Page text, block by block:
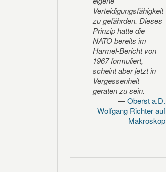
Verteidigungsfähigkeit
zu gefährden. Dieses
Prinzip hatte die
NATO bereits im
Harmel-Bericht von
1967 formuliert,
scheint aber jetzt in
Vergessenheit
geraten zu sein.
Oberst a.D.
Wolfgang Richter auf
Makroskop